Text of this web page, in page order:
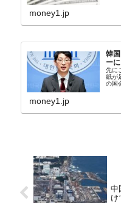
money1.jp
韓
ー
先に
紙が
の国
す
money1.jp
中
け